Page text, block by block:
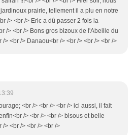
prairie, tellement il a plu en notre
/> <br /> Eric a dû passer 2 fois la
/> <br /> Bons gros bizoux de l'Abeille du
> <br /> Danaou<br /> <br /> <br /> <br />
<br /> <br /> <br /> ici aussi, il fait
/> <br /> <br /> bisous et belle
> <br /> <br /> <br />